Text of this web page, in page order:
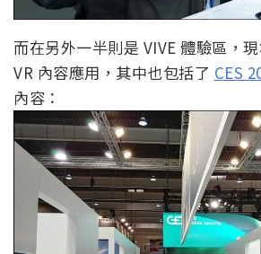
而在另外一半則是 VIVE 體驗區，
VR 內容應用，其中也包括了 CES
內容：